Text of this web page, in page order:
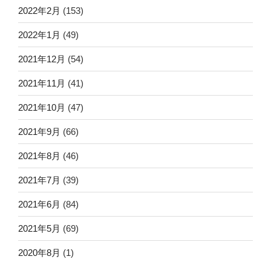
2022年2月 (153)
2022年1月 (49)
2021年12月 (54)
2021年11月 (41)
2021年10月 (47)
2021年9月 (66)
2021年8月 (46)
2021年7月 (39)
2021年6月 (84)
2021年5月 (69)
2020年8月 (1)